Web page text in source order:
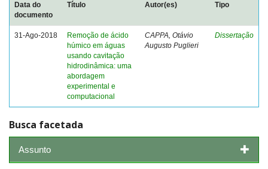
Data do
documento
Título Autor(es) Tipo
31-Ago-2018
Remoção de ácido
húmico em águas
usando cavitação
hidrodinâmica: uma
abordagem
experimental e
computacional
CAPPA, Otávio
Augusto Puglieri
Dissertação
Busca facetada
Assunto